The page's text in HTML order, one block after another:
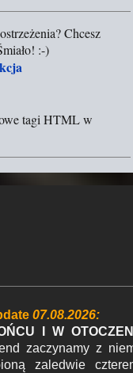
Chcesz
:-)
tagi HTML w
07.08.2026:
I W
zaczynamy z
zaledwie